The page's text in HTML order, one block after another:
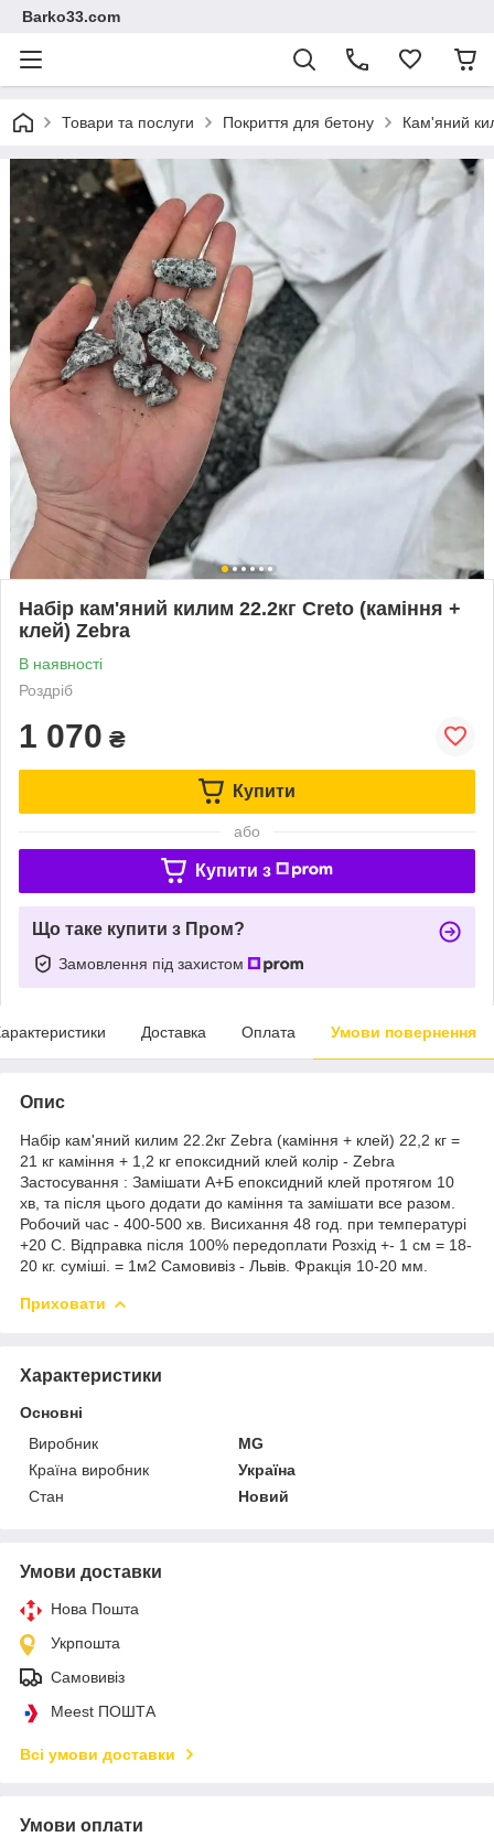
Barko33.com
Товари та послуги Покриття для бетону Кам'яний
Набір кам'яний килим 22.2кг Creto (каміння +
клей) Zebra
В наявності
Роздріб
1 070 ₴
Купити
або
Купити з
Що таке купити з Пром?
Замовлення під захистом
Доставка Оплата Умови повернення
Опис
Набір кам'яний килим 22.2кг Zebra (каміння + клей) 22,2 кг =
21 кг каміння + 1,2 кг епоксидний клей колір - Zebra
Застосування : Замішати А+Б епоксидний клей протягом 10
хв, та після цього додати до каміння та замішати все разом.
Робочий час - 400-500 хв. Висихання 48 год. при температурі
+20 С. Відправка після 100% передоплати Розхід +- 1 см = 18-
20 кг. суміші. = 1м2 Самовивіз - Львів. Фракція 10-20 мм.
Приховати
Характеристики
Основні
Виробник
MG
Країна виробник
Україна
Стан
Новий
Умови доставки
Нова Пошта
Укрпошта
Самовивіз
Meest ПОШТА
Всі умови доставки
Умови оплати